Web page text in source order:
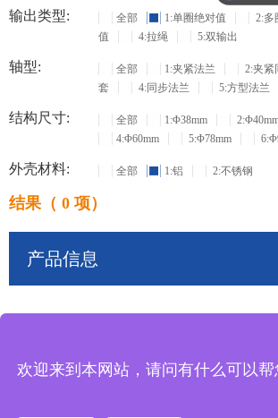
输出类型: 全部 1:单圈绝对值 2:多
值
4:拉绳 5:双输出
轴型: 全部 1:夹紧法兰 2:夹紧
套
4:同步法兰 5:方型法兰
结构尺寸: 全部 1:Φ38mm
4:Φ60mm
5:Φ78mm
外壳材料: 全部 1:铝 2:不锈钢
结果（ 0 项）
产品信息
欢迎来到本网站，请问有什么可以帮